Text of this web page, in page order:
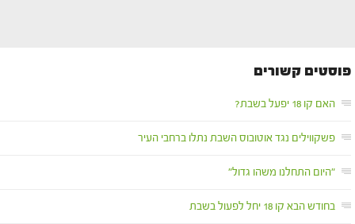
פוסטים קשורים
האם קו 18 יפעל בשבת?
פשקווילים נגד אוטובוס השבת נתלו ברחבי העיר
"היום התחלנו משהו גדול"
בחודש הבא קו 18 יחל לפעול בשבת